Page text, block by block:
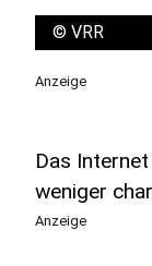
© VRR
Anzeige
Das
weniger
Anzeige